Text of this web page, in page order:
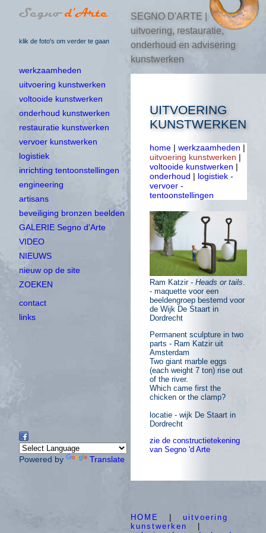
klik de foto's om verder te gaan
SEGNO D'ARTE |
uitvoering, restauratie,
onderhoud en advisering
kunstwerken
werkzaamheden
uitvoering kunstwerken
voltooide kunstwerken
onderhoud kunstwerken
restauratie kunstwerken
vervoer kunstwerken
logistiek
inrichting tentoonstellingen
engineering
artisans
beveiliging bronzen beelden
GALERIE Segno d'Arte
VIDEO
NIEUWS
nieuw op de site
ZOEKEN
contact
links
Powered by Translate
UITVOERING
KUNSTWERKEN
home | werkzaamheden |
uitvoering kunstwerken |
voltooide kunstwerken |
onderhoud | logistiek -
vervoer -
tentoonstellingen
Ram Katzir - Heads or tails.
- maquette voor een
beeldengroep bestemd voor
de Wijk De Staart in
Dordrecht
Permanent sculpture in two
parts - Ram Katzir uit
Amsterdam
Two giant marble eggs
(each weight 7 ton) rise out
of the river.
Which came first the
chicken or the clamp?
locatie - wijk De Staart in
Dordrecht
zie de constructietekening
van Segno 'd Arte
HOME
uitvoering
kunstwerken